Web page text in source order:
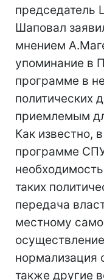
председатель
Шаповал
мнением
упоминание в
программе в
политических
приемлемым
Как известно,
программе
таких
передача
местному
нормализация
также другие